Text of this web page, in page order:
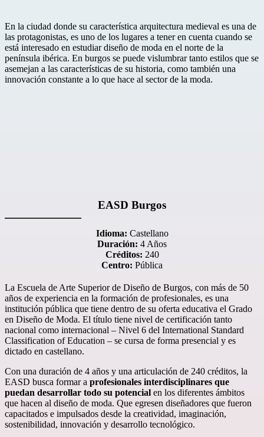
En la ciudad donde su característica arquitectura medieval es una de
las protagonistas, es uno de los lugares a tener en cuenta cuando se
está interesado en estudiar diseño de moda en el norte de la
península ibérica. En burgos se puede vislumbrar tanto estilos que se
asemejan a las características de su historia, como también una
innovación constante a lo que hace al sector de la moda.
EASD Burgos
Idioma: Castellano
Duración: 4 Años
Créditos: 240
Centro: Pública
La Escuela de Arte Superior de Diseño de Burgos, con más de 50
años de experiencia en la formación de profesionales, es una
institución pública que tiene dentro de su oferta educativa el Grado
en Diseño de Moda. El título tiene nivel de certificación tanto
nacional como internacional – Nivel 6 del International Standard
Classification of Education – se cursa de forma presencial y es
dictado en castellano.
Con una duración de 4 años y una articulación de 240 créditos, la
EASD busca formar a profesionales interdisciplinares que
puedan desarrollar todo su potencial en los diferentes ámbitos
que hacen al diseño de moda. Que egresen diseñadores que fueron
capacitados e impulsados desde la creatividad, imaginación,
sostenibilidad, innovación y desarrollo tecnológico.